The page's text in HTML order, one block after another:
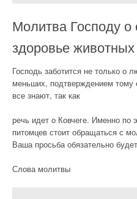
Молитва Господу о
здоровье животных
Господь заботится не только о
меньших, подтверждением тому
все знают, так как
речь идет о Ковчеге. Именно по
питомцев стоит обращаться с
Ваша просьба обязательно
Слова молитвы